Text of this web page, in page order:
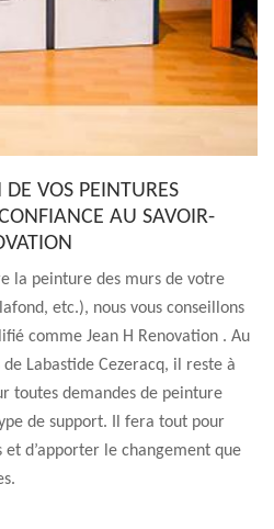
VOS PEINTURES
AU SAVOIR-
la peinture des murs de votre
etc.), nous vous conseillons
comme Jean H Renovation . Au
Labastide Cezeracq, il reste à
toutes demandes de peinture
de support. Il fera tout pour
d’apporter le changement que